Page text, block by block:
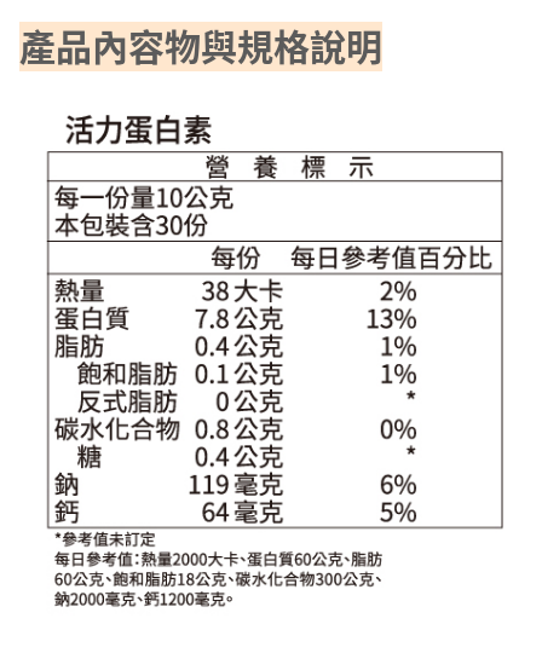
產品內容物與規格說明